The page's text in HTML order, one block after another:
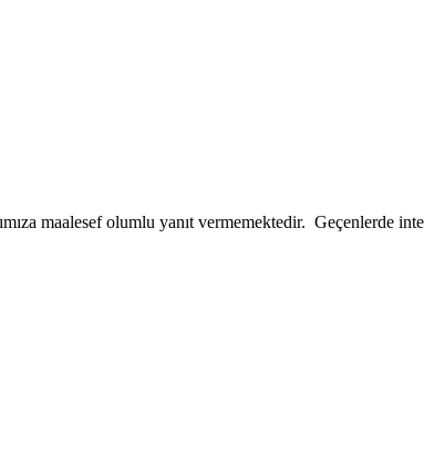
maalesef olumlu yanıt vermemektedir. Geçenlerde